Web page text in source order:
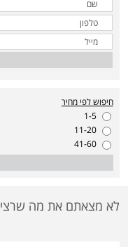
חיפוש לפי מחיר
1-5
11-20
41-60